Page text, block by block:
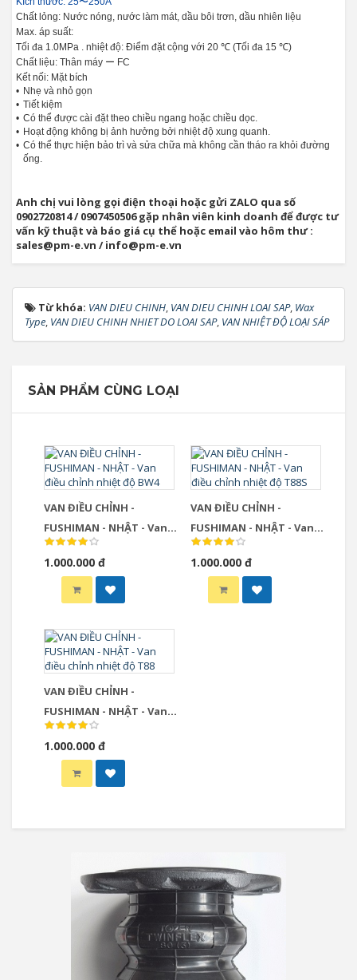
Chất lỏng: Nước nóng, nước làm mát, dầu bôi trơn, dầu nhiên liệu
Max. áp suất:
Tối đa 1.0MPa . nhiệt độ: Điểm đặt cộng với 20 ℃ (Tối đa 15 ℃)
Chất liệu: Thân máy ー FC
Kết nối: Mặt bích
• Nhẹ và nhỏ gọn
• Tiết kiệm
• Có thể được cài đặt theo chiều ngang hoặc chiều dọc.
• Hoạt động không bị ảnh hưởng bởi nhiệt độ xung quanh.
• Có thể thực hiện bảo trì và sửa chữa mà không cần tháo ra khỏi đường
ống.
Anh chị vui lòng gọi điện thoại hoặc gửi ZALO qua số
0902720814 / 0907450506 gặp nhân viên kinh doanh để được tư
vấn kỹ thuật và báo giá cụ thể hoặc email vào hôm thư :
sales@pm-e.vn / info@pm-e.vn
Từ khóa: VAN DIEU CHINH, VAN DIEU CHINH LOAI SAP, Wax
Type, VAN DIEU CHINH NHIET DO LOAI SAP, VAN NHIỆT ĐỘ LOẠI SÁP
SẢN PHẨM CÙNG LOẠI
VAN ĐIỀU CHỈNH -
FUSHIMAN - NHẬT - Van
điều chỉnh nhiệt độ BW4
1.000.000 đ
VAN ĐIỀU CHỈNH -
FUSHIMAN - NHẬT - Van
điều chỉnh nhiệt độ T88S
1.000.000 đ
VAN ĐIỀU CHỈNH -
FUSHIMAN - NHẬT - Van
điều chỉnh nhiệt độ T88
1.000.000 đ